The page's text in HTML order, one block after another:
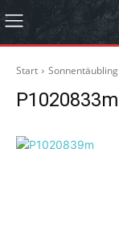
Start Sonnentäubling
P1020833m